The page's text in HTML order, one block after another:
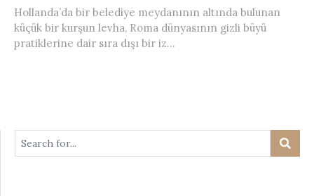
Hollanda’da bir belediye meydanının altında bulunan
küçük bir kurşun levha, Roma dünyasının gizli büyü
pratiklerine dair sıra dışı bir iz...